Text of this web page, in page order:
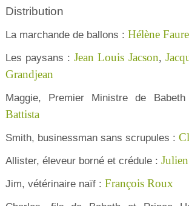
Distribution
La marchande de ballons : Hélène Faure
Les paysans :Jean Louis Jacson,
Grandjean
Maggie, Premier Ministre de
Battista
Smith, businessman sans scrupules :
Allister, éleveur borné et crédule :
Jim, vétérinaire naïf : François Roux